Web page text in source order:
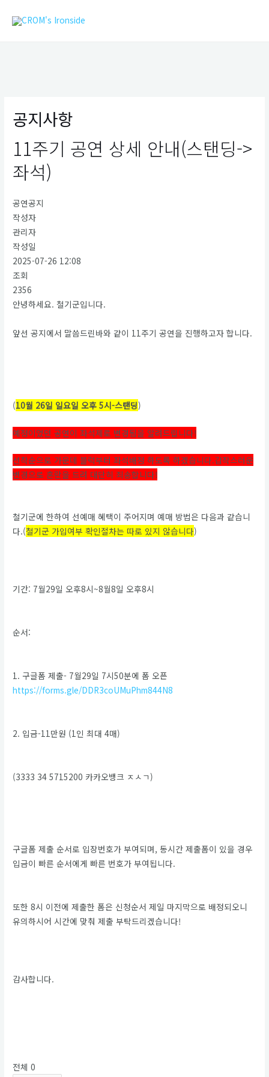
공지사항
11주기 공연 상세 안내(스탠딩->
좌석)
공연공지
작성자
관리자
작성일
2025-07-26 12:08
조회
2356
안녕하세요. 철기군입니다.
앞선 공지에서 말씀드린바와 같이 11주기 공연을 진행하고자 합니다.
(10월 26일 일요일 오후 5시-스탠딩)
예정이었던 공연이 좌석제로 변경됨을 알려드립니다!
선착순으로 가운데 블럭부터 좌석배정 하도록 하겠습니다.갑작스러운
변경으로 혼란을 드려 대단히 죄송합니다!
철기군에 한하여 선예매 혜택이 주어지며 예매 방법은 다음과 같습니
다.(철기군 가입여부 확인절차는 따로 있지 않습니다)
기간: 7월29일 오후8시~8월8일 오후8시
순서:
1. 구글폼 제출- 7월29일 7시50분에 폼 오픈
https://forms.gle/DDR3coUMuPhm844N8
2. 입금-11만원 (1인 최대 4매)
(3333 34 5715200 카카오뱅크 ㅈㅅㄱ)
구글폼 제출 순서로 입장번호가 부여되며, 동시간 제출폼이 있을 경우
입금이 빠른 순서에게 빠른 번호가 부여됩니다.
또한 8시 이전에 제출한 폼은 신청순서 제일 마지막으로 배정되오니
유의하시어 시간에 맞춰 제출 부탁드리겠습니다!
감사합니다.
전체0